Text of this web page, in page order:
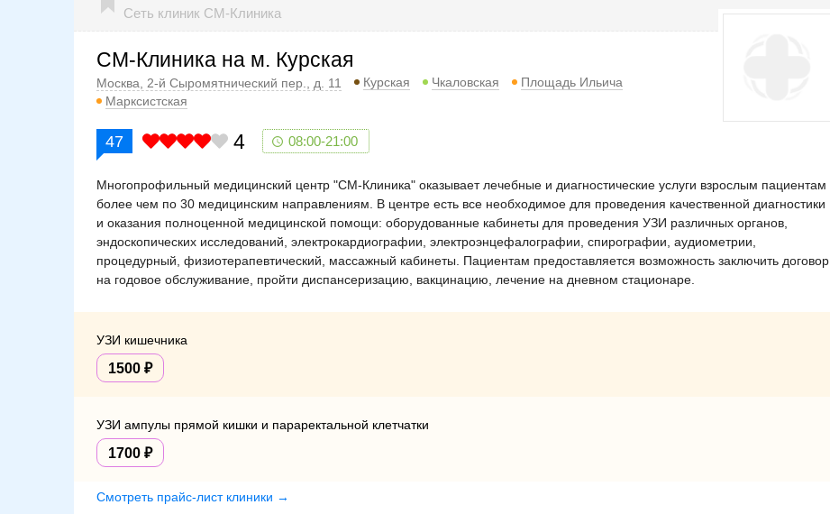
Сеть клиник СМ-Клиника
СМ-Клиника на м. Курская
Москва, 2-й Сыромятнический пер., д. 11 Курская Чкаловская
Площадь Ильича
Марксистская
47 4 08:00-21:00
Многопрофильный медицинский центр "СМ-Клиника" оказывает лечебные и диагностические услуги взрослым пациентам
более чем по 30 медицинским направлениям. В центре есть все необходимое для проведения качественной диагностики
и оказания полноценной медицинской помощи: оборудованные кабинеты для проведения УЗИ различных органов,
эндоскопических исследований, электрокардиографии, электроэнцефалографии, спирографии, аудиометрии,
процедурный, физиотерапевтический, массажный кабинеты. Пациентам предоставляется возможность заключить договор
на годовое обслуживание, пройти диспансеризацию, вакцинацию, лечение на дневном стационаре.
УЗИ кишечника
1500
УЗИ ампулы прямой кишки и параректальной клетчатки
1700
Смотреть прайс-лист клиники →